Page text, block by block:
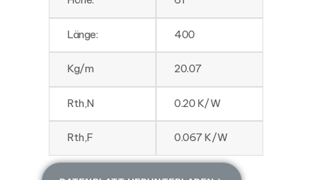
Länge: 400
Kg/m 20.07
Rth,N 0.20 K/W
Rth,F 0.067 K/W